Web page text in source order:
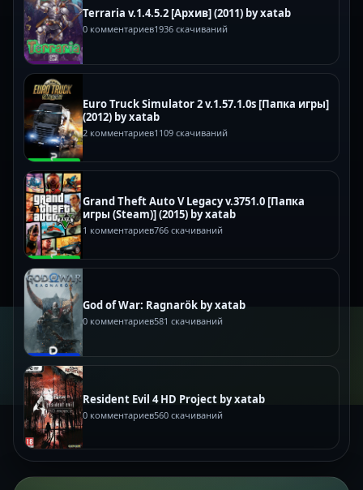
Terraria v.1.4.5.2 [Архив] (2011) by xatab
0 комментариев1936 скачиваний
Euro Truck Simulator 2 v.1.57.1.0s [Папка игры]
(2012) by xatab
2 комментариев1109 скачиваний
Grand Theft Auto V Legacy v.3751.0 [Папка
игры (Steam)] (2015) by xatab
1 комментариев766 скачиваний
God of War: Ragnarök by xatab
0 комментариев581 скачиваний
Resident Evil 4 HD Project by xatab
0 комментариев560 скачиваний